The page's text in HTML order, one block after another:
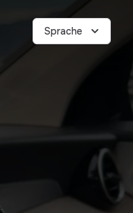
Sprache